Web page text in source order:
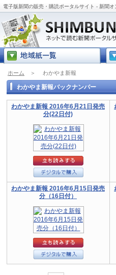
電子版新聞の販売・購読ポータルサイト - 新聞オ
ホーム ＞ わかやま新報
わかやま新報バックナンバー
わかやま新報 2016年6月21日発売
分(22日付)
わかやま新報 2016年6月15日発売
分（16日付）